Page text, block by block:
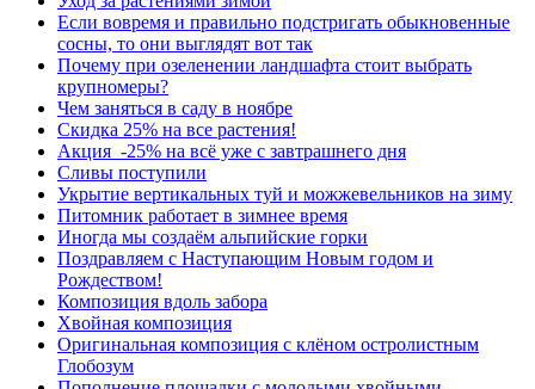
Если вовремя и правильно подстригать обыкновенные
сосны, то они выглядят вот так
Почему при озеленении ландшафта стоит выбрать
крупномеры?
Чем заняться в саду в ноябре
Скидка 25% на все растения!
Акция -25% на всё уже с завтрашнего дня
Сливы поступили
Укрытие вертикальных туй и можжевельников на зиму
Питомник работает в зимнее время
Иногда мы создаём альпийские горки
Поздравляем с Наступающим Новым годом и
Рождеством!
Композиция вдоль забора
Хвойная композиция
Оригинальная композиция с клёном остролистным
Глобозум